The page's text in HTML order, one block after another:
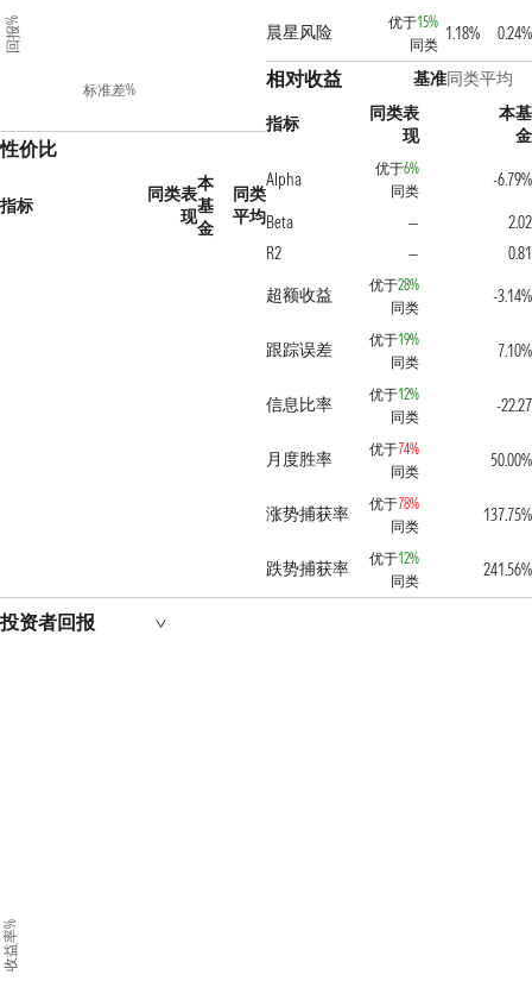
标准差%
回报%
性价比
指标
同类表
现
本
基
金
同类
平均
晨星风险 优于15%
同类
1.18% 0.24%
相对收益 基准同类平均
指标
同类表
现
本基
金
Alpha
优于6%
同类
-6.79%
Beta
—
2.02
R2
—
0.81
超额收益
优于28%
同类
-3.14%
跟踪误差 优于19%
同类
7.10%
信息比率 优于12%
同类
-22.27
月度胜率 优于74%
同类
50.00%
涨势捕获率 优于78%
同类
137.75%
跌势捕获率 优于12%
同类
241.56%
投资者回报
收益率%